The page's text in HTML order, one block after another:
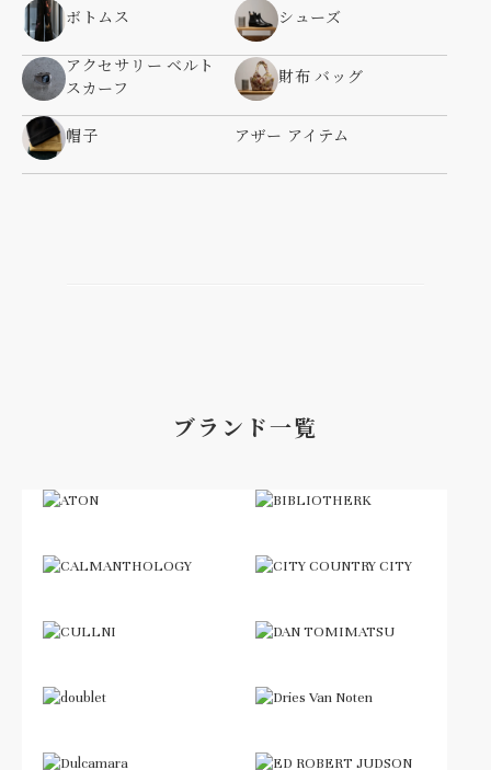
ボトムス シューズ
アクセサリー ベルト
スカーフ
財布 バッグ
帽子 アザー アイテム
ブランド一覧